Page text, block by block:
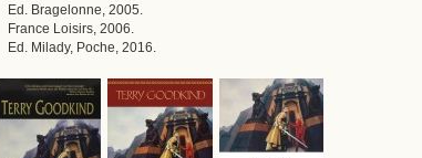
Ed. Bragelonne, 2005.
France Loisirs, 2006.
Ed. Milady, Poche, 2016.